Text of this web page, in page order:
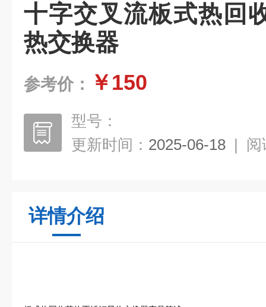
十字交叉流板式热回
热交换器
参考价： ￥150
型号：
更新时间： 2025-06-18 | 阅
详情介绍